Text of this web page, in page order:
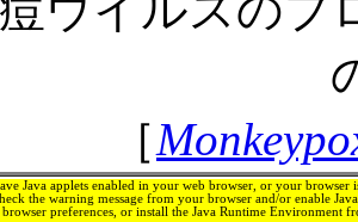
ウイルスのプ
［
Java applets enabled in your web browser, or your browser
the warning message from your browser and/or enable
preferences, or install the Java Runtime Environment